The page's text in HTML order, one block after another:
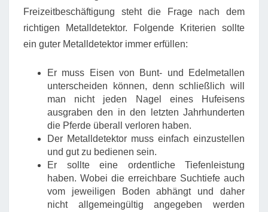
Freizeitbeschäftigung steht die Frage nach dem
richtigen Metalldetektor. Folgende Kriterien sollte
ein guter Metalldetektor immer erfüllen:
Er muss Eisen von Bunt- und Edelmetallen
unterscheiden können, denn schließlich will
man nicht jeden Nagel eines Hufeisens
ausgraben den in den letzten Jahrhunderten
die Pferde überall verloren haben.
Der Metalldetektor muss einfach einzustellen
und gut zu bedienen sein.
Er sollte eine ordentliche Tiefenleistung
haben. Wobei die erreichbare Suchtiefe auch
vom jeweiligen Boden abhängt und daher
nicht allgemeingültig angegeben werden